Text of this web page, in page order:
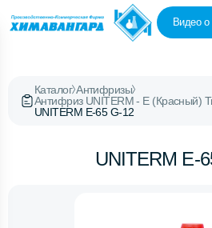
Видео о
Каталог Антифризы
Антифриз UNITERM - E (Красный)
UNITERM E-65 G-12
UNITERM E-